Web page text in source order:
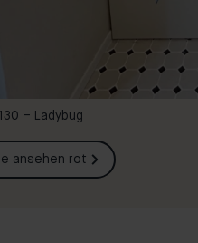
130 – Ladybug
ansehen rot